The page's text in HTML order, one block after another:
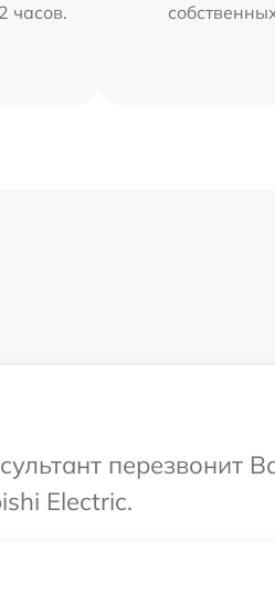
часов.
перезвонит
Electric.